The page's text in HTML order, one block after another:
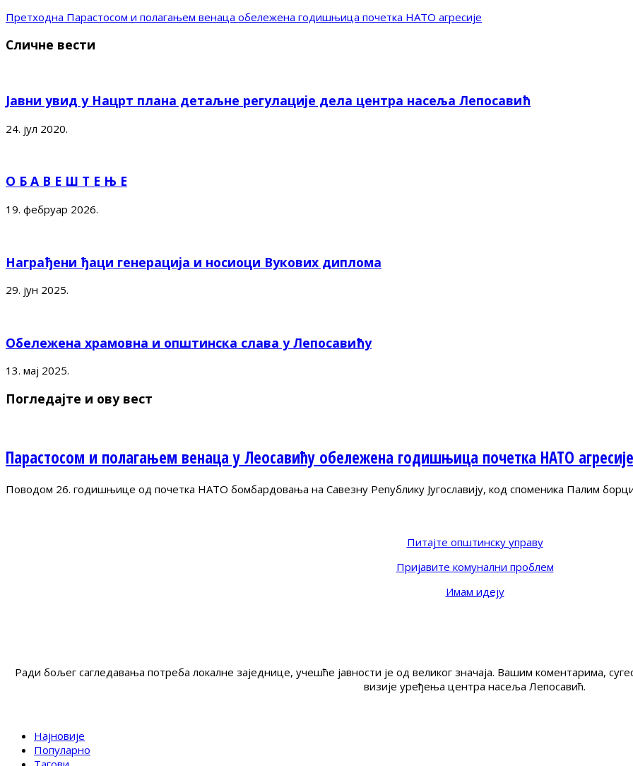
Претходна Парастосом и полагањем венаца обележена годишњица почетка НАТО агресије
Сличне вести
Јавни увид у Нацрт плана детаљне регулације дела центра насеља Лепосавић
24. јул 2020.
О Б А В Е Ш Т Е Њ Е
19. фебруар 2026.
Награђени ђаци генерација и носиоци Вукових диплома
29. јун 2025.
Обележена храмовна и општинска слава у Лепосавићу
13. мај 2025.
Погледајте и ову вест
Парастосом и полагањем венаца у Леосавићу обележена годишњица почетка НАТО агресије
Поводом 26. годишњице од почетка НАТО бомбардовања на Савезну Републику Југославију, код споменика Палим
Питајте општинску управу
Пријавите комунални проблем
Имам идеју
Ради бољег сагледавања потреба локалне заједнице, учешће јавности је од великог значаја. Вашим коментарима,
визије уређења центра насеља Лепосавић.
Најновије
Популарно